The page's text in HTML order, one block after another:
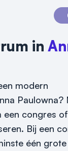
in
modern
Paulowna?
congres
Bij een
één